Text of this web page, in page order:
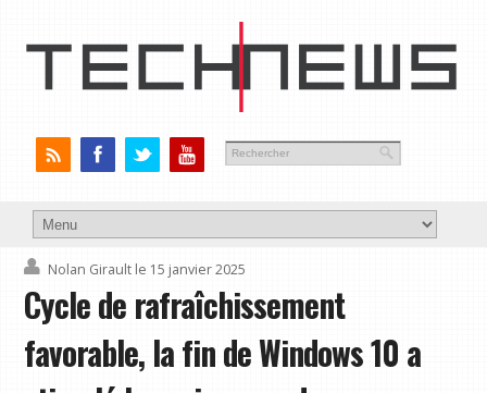
Nolan Girault le 15 janvier 2025
Cycle de rafraîchissement
favorable, la fin de Windows 10 a